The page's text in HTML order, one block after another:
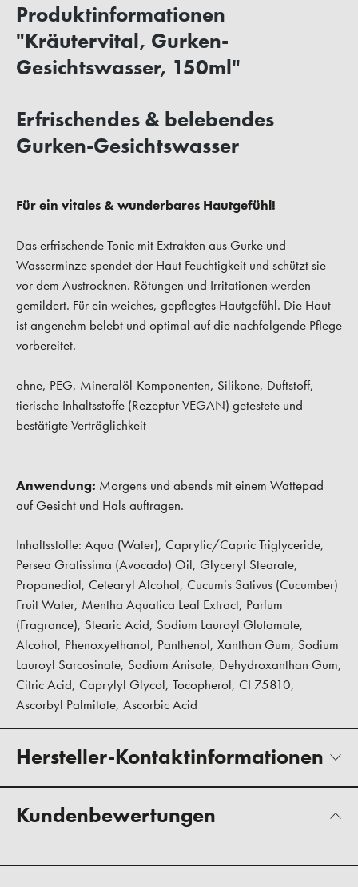
Produktinformationen
"Kräutervital, Gurken-
Gesichtswasser, 150ml"
Erfrischendes & belebendes
Gurken-Gesichtswasser
Für ein vitales & wunderbares Hautgefühl!
Das erfrischende Tonic mit Extrakten aus Gurke und
Wasserminze spendet der Haut Feuchtigkeit und schützt sie
vor dem Austrocknen. Rötungen und Irritationen werden
gemildert. Für ein weiches, gepflegtes Hautgefühl. Die Haut
ist angenehm belebt und optimal auf die nachfolgende Pflege
vorbereitet.
ohne, PEG, Mineralöl-Komponenten, Silikone, Duftstoff,
tierische Inhaltsstoffe (Rezeptur VEGAN) getestete und
bestätigte Verträglichkeit
Anwendung: Morgens und abends mit einem Wattepad
auf Gesicht und Hals auftragen.
Inhaltsstoffe: Aqua (Water), Caprylic/Capric Triglyceride,
Persea Gratissima (Avocado) Oil, Glyceryl Stearate,
Propanediol, Cetearyl Alcohol, Cucumis Sativus (Cucumber)
Fruit Water, Mentha Aquatica Leaf Extract, Parfum
(Fragrance), Stearic Acid, Sodium Lauroyl Glutamate,
Alcohol, Phenoxyethanol, Panthenol, Xanthan Gum, Sodium
Lauroyl Sarcosinate, Sodium Anisate, Dehydroxanthan Gum,
Citric Acid, Caprylyl Glycol, Tocopherol, CI 75810,
Ascorbyl Palmitate, Ascorbic Acid
Hersteller-Kontaktinformationen
Kundenbewertungen